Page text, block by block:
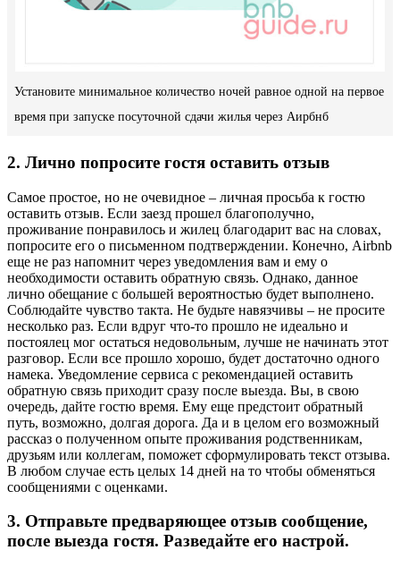
Установите минимальное количество ночей равное одной на первое
время при запуске посуточной сдачи жилья через Аирбнб
2. Лично попросите гостя оставить отзыв
Самое простое, но не очевидное – личная просьба к гостю
оставить отзыв. Если заезд прошел благополучно,
проживание понравилось и жилец благодарит вас на словах,
попросите его о письменном подтверждении. Конечно, Airbnb
еще не раз напомнит через уведомления вам и ему о
необходимости оставить обратную связь. Однако, данное
лично обещание с большей вероятностью будет выполнено.
Соблюдайте чувство такта. Не будьте навязчивы – не просите
несколько раз. Если вдруг что-то прошло не идеально и
постоялец мог остаться недовольным, лучше не начинать этот
разговор. Если все прошло хорошо, будет достаточно одного
намека. Уведомление сервиса с рекомендацией оставить
обратную связь приходит сразу после выезда. Вы, в свою
очередь, дайте гостю время. Ему еще предстоит обратный
путь, возможно, долгая дорога. Да и в целом его возможный
рассказ о полученном опыте проживания родственникам,
друзьям или коллегам, поможет сформулировать текст отзыва.
В любом случае есть целых 14 дней на то чтобы обменяться
сообщениями с оценками.
3. Отправьте предваряющее отзыв сообщение,
после выезда гостя. Разведайте его настрой.